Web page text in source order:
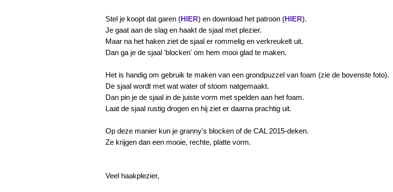
Stel je koopt dat garen (HIER) en download het patroon (HIER).
Je gaat aan de slag en haakt de sjaal met plezier.
Maar na het haken ziet de sjaal er rommelig en verkreukelt uit.
Dan ga je de sjaal 'blocken' om hem mooi glad te maken.
Het is handig om gebruik te maken van een grondpuzzel van foam (zie de bovenste foto).
De sjaal wordt met wat water of stoom natgemaakt.
Dan pin je de sjaal in de juiste vorm met spelden aan het foam.
Laat de sjaal rustig drogen en hij ziet er daarna prachtig uit.
Op deze manier kun je granny's blocken of de CAL 2015-deken.
Ze krijgen dan een mooie, rechte, platte vorm.
Veel haakplezier,